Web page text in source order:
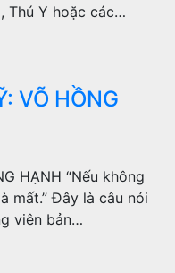
Thú Y hoặc các…
VÕ HỒNG
HẠNH “Nếu không
mất.” Đây là câu nói
viên bản…